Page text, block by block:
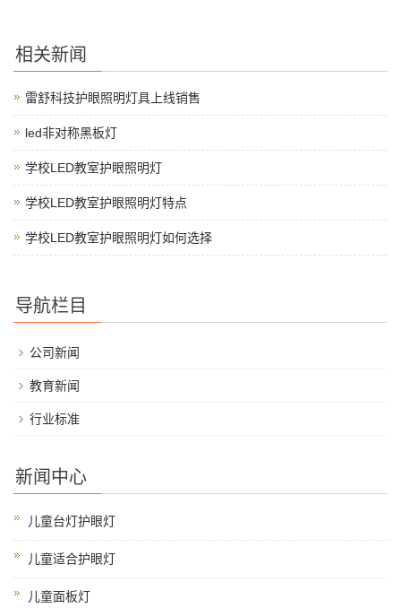
相关新闻
雷舒科技护眼照明灯具上线销售
led非对称黑板灯
学校LED教室护眼照明灯
学校LED教室护眼照明灯特点
学校LED教室护眼照明灯如何选择
导航栏目
公司新闻
教育新闻
行业标准
新闻中心
儿童台灯护眼灯
儿童适合护眼灯
儿童面板灯